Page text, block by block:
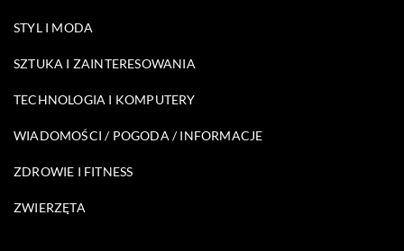
STYL I MODA
SZTUKA I ZAINTERESOWANIA
TECHNOLOGIA I KOMPUTERY
WIADOMOŚCI / POGODA / INFORMACJE
ZDROWIE I FITNESS
ZWIERZĘTA